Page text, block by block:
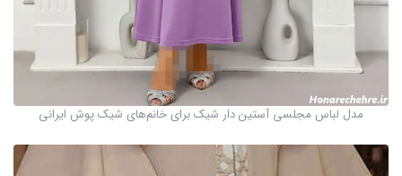
مدل لباس مجلسی آستین دار شیک برای خانم‌های شیک پوش ایرانی